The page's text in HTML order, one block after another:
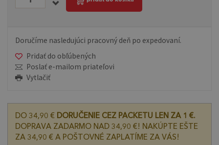
Doručíme nasledujúci pracovný deň po expedovaní.
Pridať do obľúbených
Poslať e-mailom priateľovi
Vytlačiť
DO 34,90 € DORUČENIE CEZ PACKETU LEN ZA 1 €.
DOPRAVA ZADARMO NAD 34,90 €! NAKÚPTE EŠTE
ZA 34,90 € A POŠTOVNÉ ZAPLATÍME ZA VÁS!